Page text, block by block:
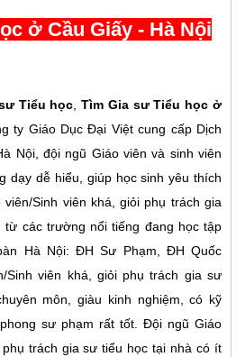
ở Cầu Giấy - Hà Nội
Tiểu học,Tìm Gia sư Tiểu học ở
ty Giáo Dục Đại Việt cung cấp Dịch
Nội, đội ngũ Giáo viên và sinh viên
dạy dễ hiểu, giúp học sinh yêu thích
Sinh viên khá, giỏi phụ trách gia
các trường nổi tiếng đang học tập
Hà Nội: ĐH Sư Phạm, ĐH Quốc
Sinh viên khá, giỏi phụ trách gia sư
môn, giàu kinh nghiệm, có kỹ
sư phạm rất tốt. Đội ngũ Giáo
trách gia sư tiểu học tại nhà có ít